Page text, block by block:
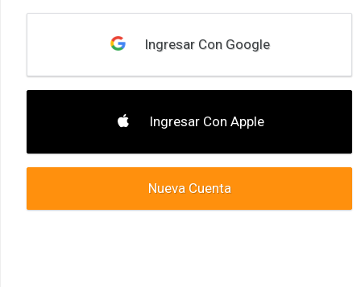
Ingresar Con Google
Ingresar Con Apple
Nueva Cuenta